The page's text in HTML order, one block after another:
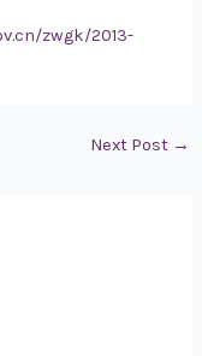
zwgk/2013-
Next Post →